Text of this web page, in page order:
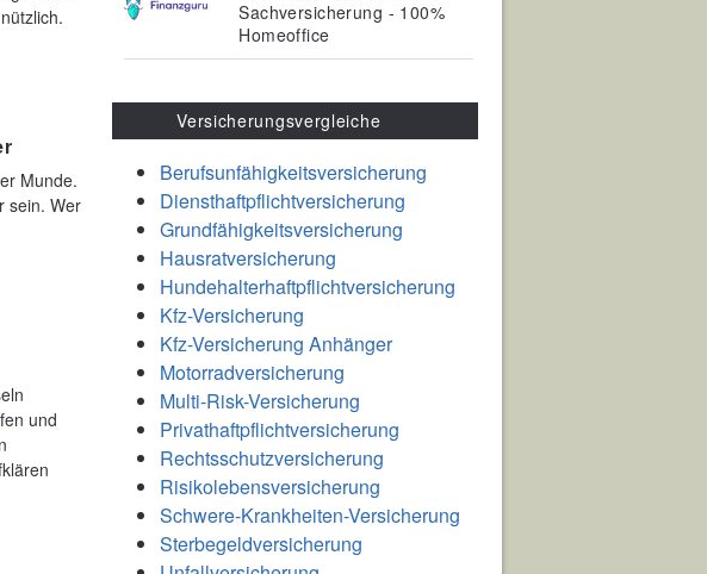
Munde.
sein. Wer
und
Sachversicherung - 100%
Homeoffice
Versicherungsvergleiche
Berufsunfähigkeitsversicherung
Diensthaftpflichtversicherung
Grundfähigkeitsversicherung
Hausratversicherung
Hundehalterhaftpflichtversicherung
Kfz-Versicherung
Kfz-Versicherung Anhänger
Motorradversicherung
Multi-Risk-Versicherung
Privathaftpflichtversicherung
Rechtsschutzversicherung
Risikolebensversicherung
Schwere-Krankheiten-Versicherung
Sterbegeldversicherung